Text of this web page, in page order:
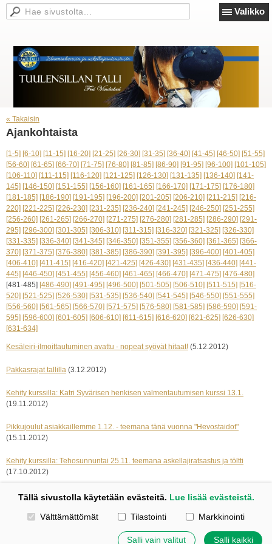
Valikko
« Takaisin
Ajankohtaista
[1-5] [6-10] [11-15] [16-20] [21-25] [26-30] [31-35] [36-40] [41-45] [46-50] [51-55]
[56-60] [61-65] [66-70] [71-75] [76-80] [81-85] [86-90] [91-95] [96-100] [101-105]
[106-110] [111-115] [116-120] [121-125] [126-130] [131-135] [136-140] [141-
145] [146-150] [151-155] [156-160] [161-165] [166-170] [171-175] [176-180]
[181-185] [186-190] [191-195] [196-200] [201-205] [206-210] [211-215] [216-
220] [221-225] [226-230] [231-235] [236-240] [241-245] [246-250] [251-255]
[256-260] [261-265] [266-270] [271-275] [276-280] [281-285] [286-290] [291-
295] [296-300] [301-305] [306-310] [311-315] [316-320] [321-325] [326-330]
[331-335] [336-340] [341-345] [346-350] [351-355] [356-360] [361-365] [366-
370] [371-375] [376-380] [381-385] [386-390] [391-395] [396-400] [401-405]
[406-410] [411-415] [416-420] [421-425] [426-430] [431-435] [436-440] [441-
445] [446-450] [451-455] [456-460] [461-465] [466-470] [471-475] [476-480]
[481-485] [486-490] [491-495] [496-500] [501-505] [506-510] [511-515] [516-
520] [521-525] [526-530] [531-535] [536-540] [541-545] [546-550] [551-555]
[556-560] [561-565] [566-570] [571-575] [576-580] [581-585] [586-590] [591-
595] [596-600] [601-605] [606-610] [611-615] [616-620] [621-625] [626-630]
[631-634]
Kesäleiri-ilmoittautuminen avattu - nopeat syövät hitaat! (5.12.2012)
Pakkasrajat tallilla (3.12.2012)
Kehity kurssilla: Katri Syvärisen henkisen valmentautumisen kurssi 13.1.
(19.11.2012)
Pikkujoulut asiakkaillemme 1.12. - teemana tänä vuonna "Hevostaidot"
(15.11.2012)
Kehity kurssilla: Tehosunnuntai 25.11. teemana askellajiratsastus ja töltti
(17.10.2012)
« edelliset 5 seuraavat 5 »
Evästeet
Tällä sivustolla käytetään evästeitä. Lue lisää evästeistä.
Valitse käytettävät evästeet
Välttämättömät Tilastointi Markkinointi
Salli vain valitut Salli kaikki